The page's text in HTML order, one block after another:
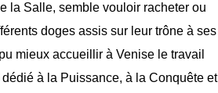
la Salle, semble vouloir racheter ou
doges assis sur leur trône à
mieux accueillir à Venise le travail
à la Puissance, à la Conquête